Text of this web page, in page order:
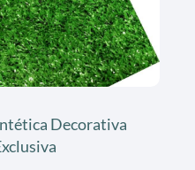
Decorativa